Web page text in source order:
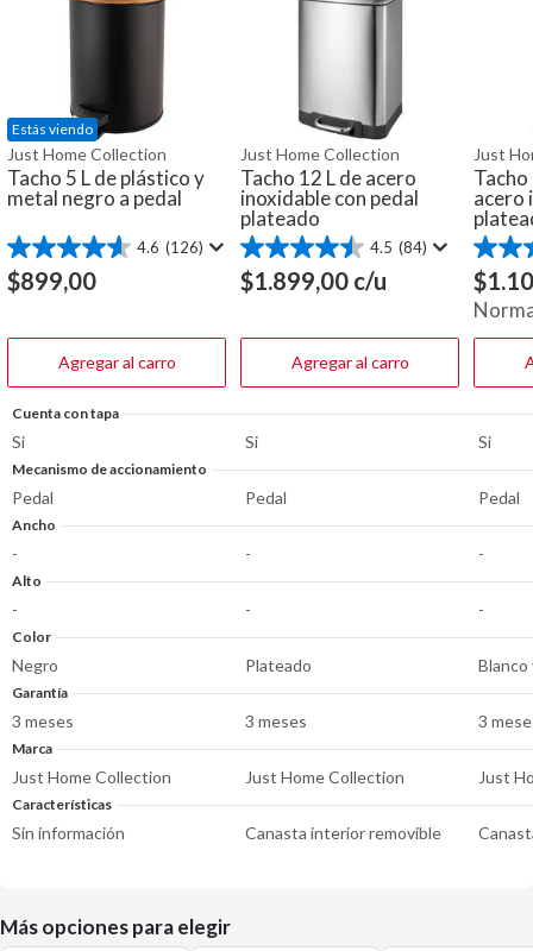
Estás viendo
Just Home Collection
Tacho 5 L de plástico y
metal negro a pedal
4.6 (126)
4.6
de
5
126
reseñas
$899,00
Agregar al carro
Just Home Collection
Tacho 12 L de acero
inoxidable con pedal
plateado
4.5 (84)
4.5
de
5
84
reseñas
$1.899,00 c/u
Agregar al carro
Just
Tacho
acero
4.8
de
5
10
$
Cuenta con tapa
Si Si Si
Mecanismo de accionamiento
Pedal Pedal Pedal
Ancho
- - -
Alto
- - -
Color
Negro Plateado Blanco
Garantía
3 meses 3 meses 3
Marca
Just Home Collection Just Home Collection Just
Características
Sin información Canasta interior removible
Más opciones para elegir